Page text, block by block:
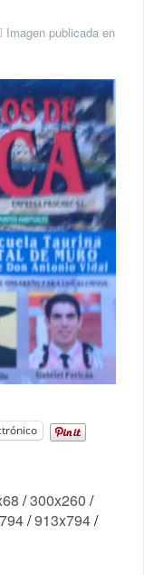
Imagen publicada en
/300x260 /
/913x794/